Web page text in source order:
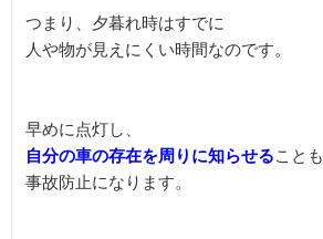
つまり、夕暮れ時はすでに
人や物が見えにくい時間なのです。
自分の車の存在を周りに知らせることも
事故防止になります。